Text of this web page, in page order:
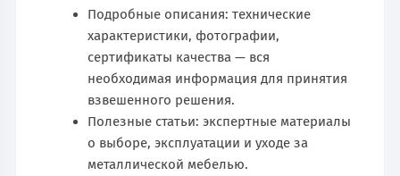
Подробные описания: технические
характеристики, фотографии,
сертификаты качества — вся
необходимая информация для принятия
взвешенного решения.
Полезные статьи: экспертные материалы
о выборе, эксплуатации и уходе за
металлической мебелью.